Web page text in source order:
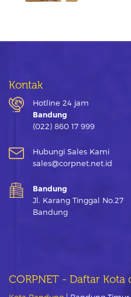
Kontak
Hotline 24 jam
Bandung
(022) 860 17 999
Hubungi Sales Kami
sales@corpnet.net.id
Bandung
Jl. Karang Tinggal No.27
Bandung
CORPNET - Daftar Kota